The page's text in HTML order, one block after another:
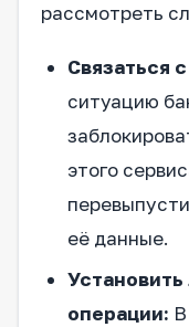
рассмотреть
Связаться
ситуацию
этого
её данные.
операции: